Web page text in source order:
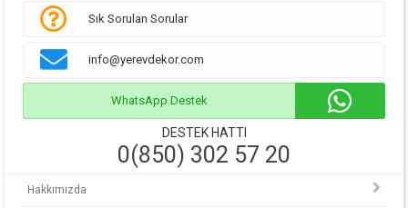
Sık Sorulan Sorular
info@yerevdekor.com
WhatsApp Destek
DESTEK HATTI
0(850) 302 57 20
Hakkımızda